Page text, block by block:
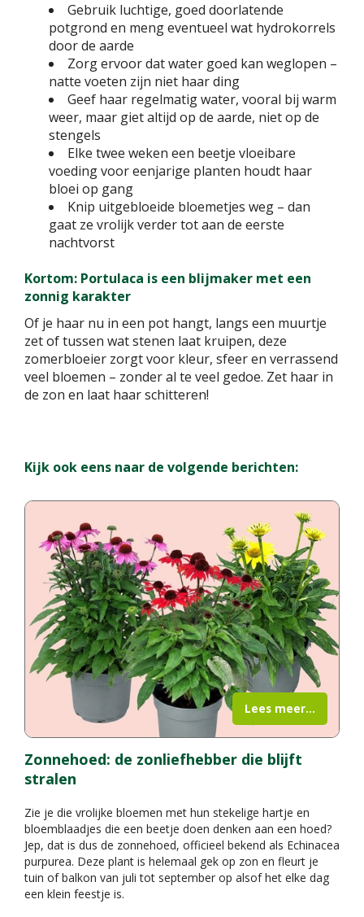
Gebruik luchtige, goed doorlatende
potgrond en meng eventueel wat hydrokorrels
door de aarde
Zorg ervoor dat water goed kan weglopen –
natte voeten zijn niet haar ding
Geef haar regelmatig water, vooral bij warm
weer, maar giet altijd op de aarde, niet op de
stengels
Elke twee weken een beetje vloeibare
voeding voor eenjarige planten houdt haar
bloei op gang
Knip uitgebloeide bloemetjes weg – dan
gaat ze vrolijk verder tot aan de eerste
nachtvorst
Kortom: Portulaca is een blijmaker met een
zonnig karakter
Of je haar nu in een pot hangt, langs een muurtje
zet of tussen wat stenen laat kruipen, deze
zomerbloeier zorgt voor kleur, sfeer en verrassend
veel bloemen – zonder al te veel gedoe. Zet haar in
de zon en laat haar schitteren!
Kijk ook eens naar de volgende berichten:
Zonnehoed: de zonliefhebber die blijft
stralen
Zie je die vrolijke bloemen met hun stekelige hartje en
bloemblaadjes die een beetje doen denken aan een hoed?
Jep, dat is dus de zonnehoed, officieel bekend als Echinacea
purpurea. Deze plant is helemaal gek op zon en fleurt je
tuin of balkon van juli tot september op alsof het elke dag
een klein feestje is.
Lees meer...